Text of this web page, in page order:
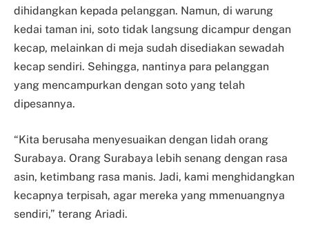
dihidangkan kepada pelanggan. Namun, di warung
kedai taman ini, soto tidak langsung dicampur dengan
kecap, melainkan di meja sudah disediakan sewadah
kecap sendiri. Sehingga, nantinya para pelanggan
yang mencampurkan dengan soto yang telah
dipesannya.
“Kita berusaha menyesuaikan dengan lidah orang
Surabaya. Orang Surabaya lebih senang dengan rasa
asin, ketimbang rasa manis. Jadi, kami menghidangkan
kecapnya terpisah, agar mereka yang mmenuangnya
sendiri,” terang Ariadi.